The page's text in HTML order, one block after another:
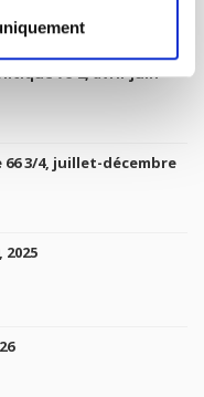
76-2, avril-juin
3/4, juillet-décembre